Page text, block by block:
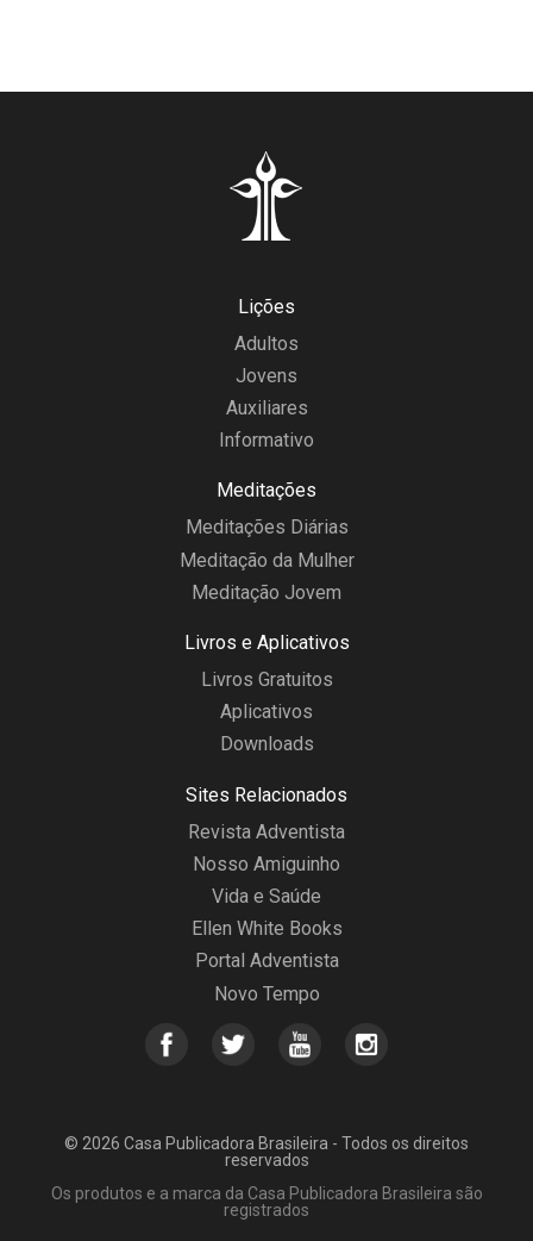
Lições
Adultos
Jovens
Auxiliares
Informativo
Meditações
Meditações Diárias
Meditação da Mulher
Meditação Jovem
Livros e Aplicativos
Livros Gratuitos
Aplicativos
Downloads
Sites Relacionados
Revista Adventista
Nosso Amiguinho
Vida e Saúde
Ellen White Books
Portal Adventista
Novo Tempo
© 2026 Casa Publicadora Brasileira - Todos os direitos
reservados
Os produtos e a marca da Casa Publicadora Brasileira são
registrados